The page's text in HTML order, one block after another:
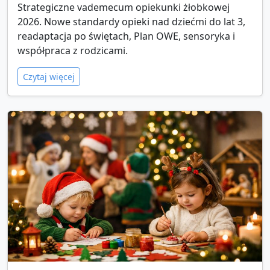
Strategiczne vademecum opiekunki żłobkowej
2026. Nowe standardy opieki nad dziećmi do lat 3,
readaptacja po świętach, Plan OWE, sensoryka i
współpraca z rodzicami.
Czytaj więcej